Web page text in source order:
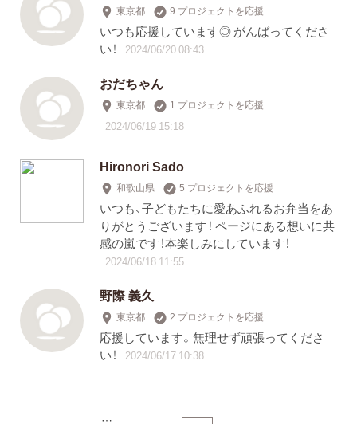
東京都 9 プロジェクトを応援
いつも応援しています◎ がんばってくださ
い！
2024/06/20 08:43
おだちゃん
東京都 1 プロジェクトを応援
2024/06/19 15:18
Hironori Sado
和歌山県 5 プロジェクトを応援
いつも、子どもたちに愛あふれるお弁当をあ
りがとうございます！ ページにある想いに共
感の嵐です！本楽しみにしています！
2024/06/18 11:55
野際 義久
東京都 2 プロジェクトを応援
応援しています。無理せず頑張ってくださ
い！
2024/06/17 10:38
…